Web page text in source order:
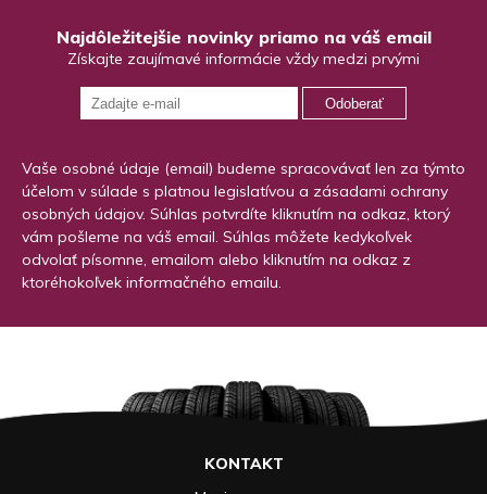
Najdôležitejšie novinky priamo na váš email
Získajte zaujímavé informácie vždy medzi prvými
Odoberať
Vaše osobné údaje (email) budeme spracovávať len za týmto
účelom v súlade s platnou legislatívou a zásadami ochrany
osobných údajov. Súhlas potvrdíte kliknutím na odkaz, ktorý
vám pošleme na váš email. Súhlas môžete kedykoľvek
odvolať písomne, emailom alebo kliknutím na odkaz z
ktoréhokoľvek informačného emailu.
KONTAKT